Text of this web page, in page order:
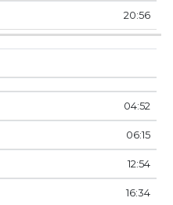
20:56
04:52
06:15
12:54
16:34